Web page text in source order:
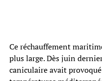
Ce réchauffement
plus large. Dès juin
caniculaire avait